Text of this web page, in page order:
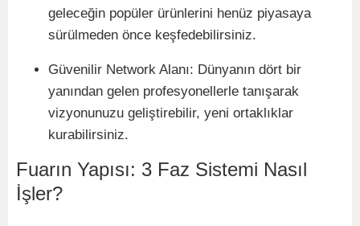
geleceğin popüler ürünlerini henüz piyasaya
sürülmeden önce keşfedebilirsiniz.
Güvenilir Network Alanı: Dünyanın dört bir
yanından gelen profesyonellerle tanışarak
vizyonunuzu geliştirebilir, yeni ortaklıklar
kurabilirsiniz.
Fuarın Yapısı: 3 Faz Sistemi Nasıl
İşler?